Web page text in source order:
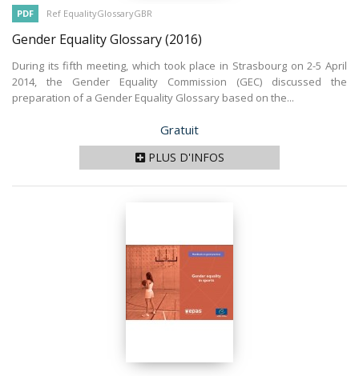
PDF Ref EqualityGlossaryGBR
Gender Equality Glossary(2016)
During its fifth meeting, which took place in Strasbourg on 2-5 April
2014, the Gender Equality Commission (GEC) discussed the
preparation of a Gender Equality Glossary based on the...
Prix
Gratuit
PLUS D'INFOS